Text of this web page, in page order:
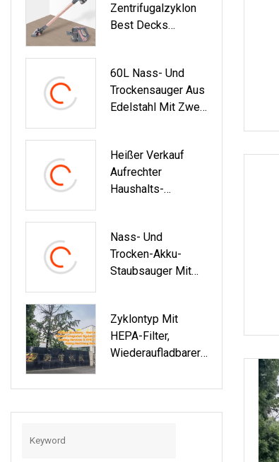
Zentrifugalzyklon
Best Decks
Elements
Skateboard
Handstaubsauger
60L Nass- Und
Trockensauger Aus
Edelstahl Mit Zwei
Heißer Verkauf
Aufrechter
Haushalts-
Tragbarer
Wiederaufladbarer
Zyklon-Wireless-
Nass- Und
Trocken-Akku-
Staubsauger Mit
Aufrechter Stiel
Zyklontyp Mit
HEPA-Filter,
Wiederaufladbarer
Rabatt